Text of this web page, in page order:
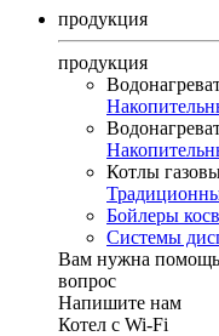
продукция
продукция
Котлы
Бойлеры
Системы
Вам нужна
вопрос
Напишите нам
Котел с Wi-Fi